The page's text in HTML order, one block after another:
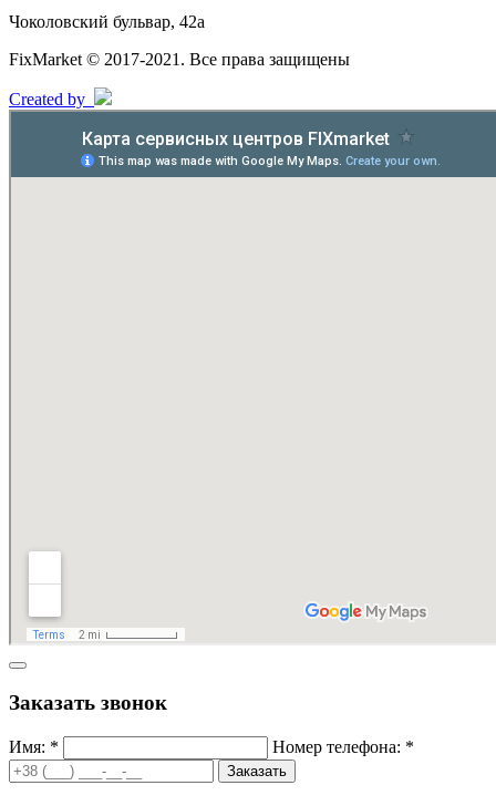
Чоколовский бульвар, 42а
FixMarket © 2017-2021. Все права защищены
Created by
Заказать звонок
Имя: * Номер телефона: *
Заказать